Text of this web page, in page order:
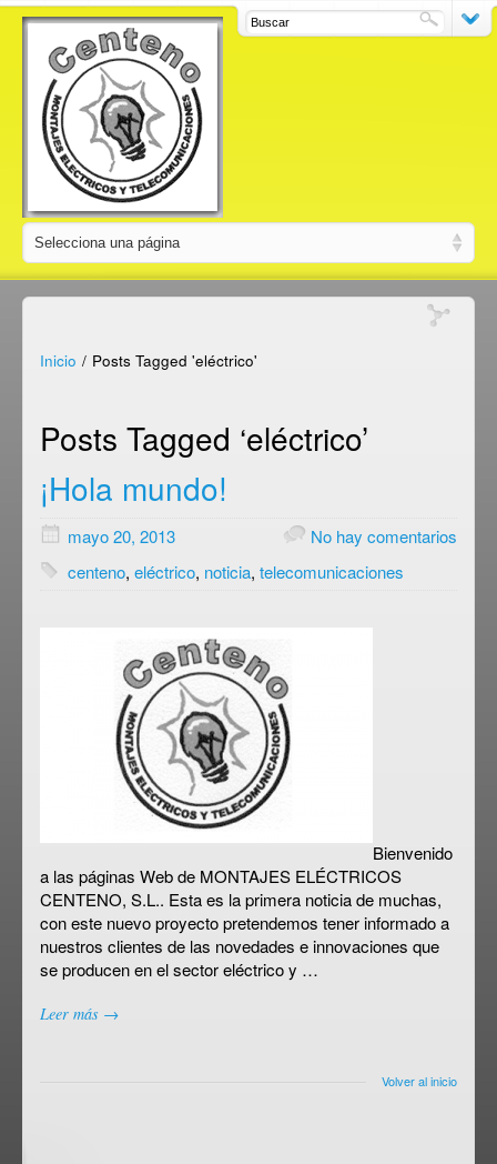
Inicio / Posts Tagged 'eléctrico'
Posts Tagged ‘eléctrico’
¡Hola mundo!
mayo 20, 2013
No hay comentarios
centeno, eléctrico, noticia, telecomunicaciones
Bienvenido
a las páginas Web de MONTAJES ELÉCTRICOS
CENTENO, S.L.. Esta es la primera noticia de muchas,
con este nuevo proyecto pretendemos tener informado a
nuestros clientes de las novedades e innovaciones que
se producen en el sector eléctrico y …
Leer más →
Volver al inicio